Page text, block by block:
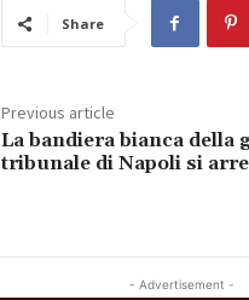
Share
Previous article
La bandiera bianca della
tribunale di Napoli si
- Advertisement -